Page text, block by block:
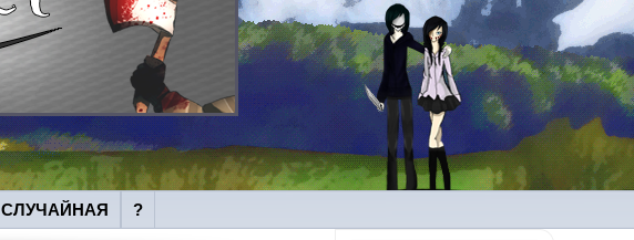
СЛУЧАЙНАЯ ?